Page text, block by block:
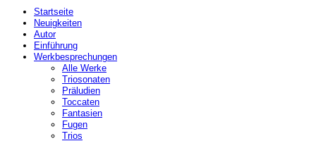
Startseite
Neuigkeiten
Autor
Einführung
Werkbesprechungen
Alle Werke
Triosonaten
Präludien
Toccaten
Fantasien
Fugen
Trios